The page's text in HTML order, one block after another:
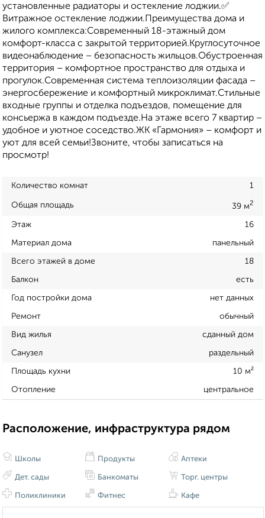
установленные радиаторы и остекление лоджии.✅
Витражное остекление лоджии.Преимущества дома и
жилого комплекса:Современный 18-этажный дом
комфорт-класса с закрытой территорией.Круглосуточное
видеонаблюдение – безопасность жильцов.Обустроенная
территория – комфортное пространство для отдыха и
прогулок.Современная система теплоизоляции фасада –
энергосбережение и комфортный микроклимат.Стильные
входные группы и отделка подъездов, помещение для
консьержа в каждом подъезде.На этаже всего 7 квартир –
удобное и уютное соседство.ЖК «Гармония» – комфорт и
уют для всей семьи!Звоните, чтобы записаться на
просмотр!
Количество комнат 1
Общая площадь 39 м2
Этаж 16
Материал дома панельный
Всего этажей в доме 18
Балкон есть
Год постройки дома нет данных
Ремонт обычный
Вид жилья сданный дом
Санузел раздельный
Площадь кухни 10 м²
Отопление центральное
Расположение, инфраструктура рядом
Школы
Дет. сады
Поликлиники
Продукты
Банкоматы
Фитнес
Аптеки
Торг. центры
Кафе